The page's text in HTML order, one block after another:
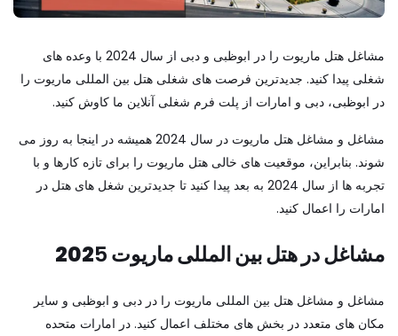
مشاغل هتل ماریوت را در ابوظبی و دبی از سال 2024 با وعده های
شغلی پیدا کنید. جدیدترین فرصت های شغلی هتل بین المللی ماریوت را
در ابوظبی، دبی و امارات از پلت فرم شغلی آنلاین ما کاوش کنید.
مشاغل و مشاغل هتل ماریوت در سال 2024 همیشه در اینجا به روز می
شوند. بنابراین، موقعیت های خالی هتل ماریوت را برای تازه کارها و با
تجربه ها از سال 2024 به بعد پیدا کنید تا جدیدترین شغل های هتل در
امارات را اعمال کنید.
مشاغل در هتل بین المللی ماریوت 2025
مشاغل و مشاغل هتل بین المللی ماریوت را در دبی و ابوظبی و سایر
مکان های متعدد در بخش های مختلف اعمال کنید. در امارات متحده